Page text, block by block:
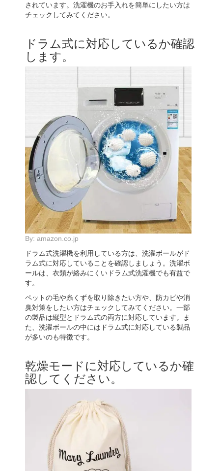
されています。洗濯機のお手入れを簡単にしたい方は
チェックしてみてください。
ドラム式に対応しているか確認
します。
By: amazon.co.jp
ドラム式洗濯機を利用している方は、洗濯ボールがド
ラム式に対応していることを確認しましょう。洗濯ボ
ールは、衣類が絡みにくいドラム式洗濯機でも有益で
す。
ペットの毛や糸くずを取り除きたい方や、防カビや消
臭対策をしたい方はチェックしてみてください。一部
の製品は縦型とドラム式の両方に対応しています。ま
た、洗濯ボールの中にはドラム式に対応している製品
が多いのも特徴です。
乾燥モードに対応しているか確
認してください。